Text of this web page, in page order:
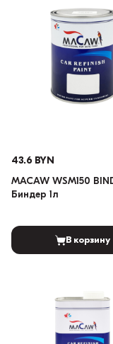
43.6 BYN
MACAW WSM150
Биндер 1л
В корзину